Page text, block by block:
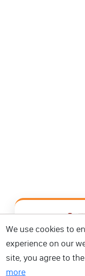
📿 आज
सभी व्रत,
📅
We use cookies to
experience on our
site, you agree to
more